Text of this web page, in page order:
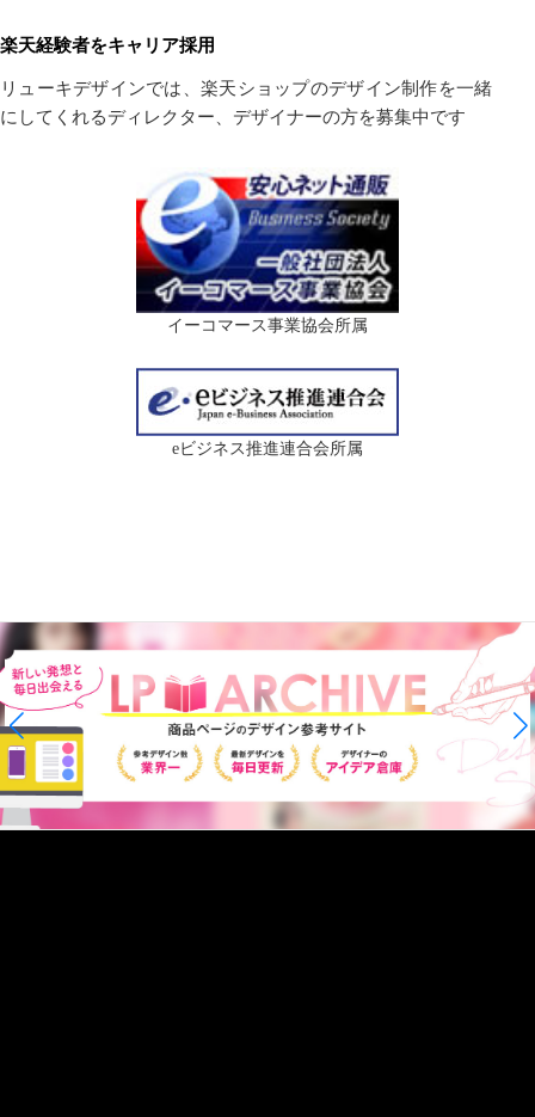
楽天経験者をキャリア採用
リューキデザインでは、楽天ショップのデザイン制作を一緒
にしてくれるディレクター、デザイナーの方を募集中です
イーコマース事業協会所属
eビジネス推進連合会所属